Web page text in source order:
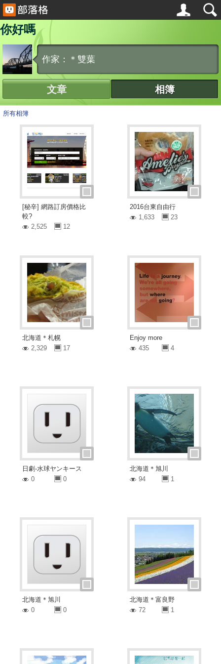
你好嗎
作家：＊雙葉
文章 相簿
所有相簿
[秘辛] 網路訂房價格比
較?
2,525
12
2016台東自由行
1,633
23
北海道＊札幌
2,329
17
Enjoy more
435
4
日劇-水球ヤンキース
0
0
北海道＊旭川
94
1
北海道＊旭川
0
0
北海道＊富良野
72
1